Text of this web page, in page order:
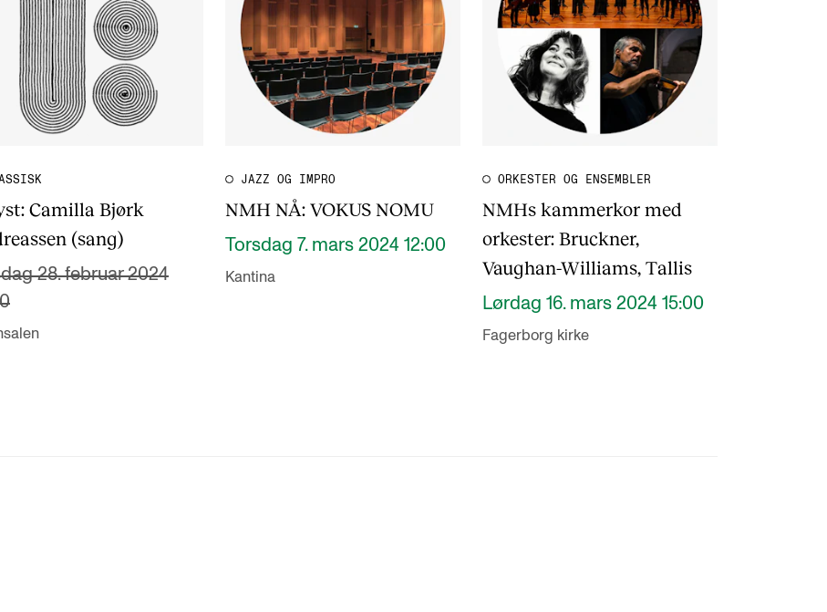
Camilla Bjørk
(sang)
28. februar 2024
JAZZ OG IMPRO
NMH NÅ: VOKUS NOMU
Torsdag 7. mars 2024 12:00
Kantina
ORKESTER OG ENSEMBLER
NMHs kammerkor med
orkester: Bruckner,
Vaughan-Williams, Tallis
Lørdag 16. mars 2024 15:00
Fagerborg kirke